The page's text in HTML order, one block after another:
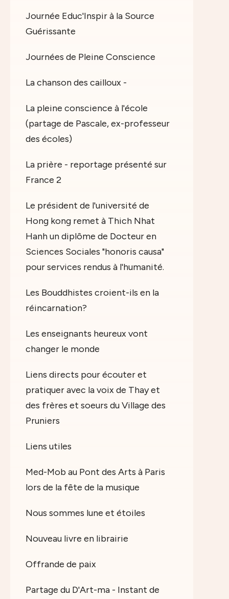
Journée Educ'Inspir à la Source
Guérissante
Journées de Pleine Conscience
La chanson des cailloux -
La pleine conscience à l'école
(partage de Pascale, ex-professeur
des écoles)
La prière - reportage présenté sur
France 2
Le président de l'université de
Hong kong remet à Thich Nhat
Hanh un diplôme de Docteur en
Sciences Sociales "honoris causa"
pour services rendus à l'humanité.
Les Bouddhistes croient-ils en la
réincarnation?
Les enseignants heureux vont
changer le monde
Liens directs pour écouter et
pratiquer avec la voix de Thay et
des frères et soeurs du Village des
Pruniers
Liens utiles
Med-Mob au Pont des Arts à Paris
lors de la fête de la musique
Nous sommes lune et étoiles
Nouveau livre en librairie
Offrande de paix
Partage du D'Art-ma - Instant de